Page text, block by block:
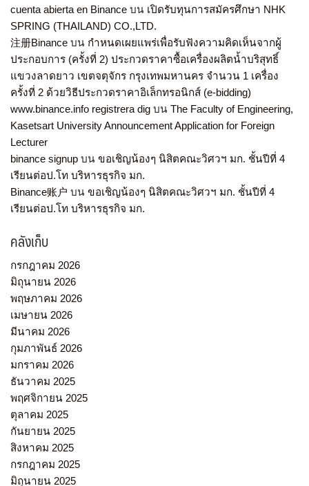
cuenta abierta en Binance บน เปิดรับทุนการสมัครศึกษา NHK
SPRING (THAILAND) CO.,LTD.
注册Binance บน กำหนดเผยแพร่เพื่อรับฟังความคิดเห็นจากผู้
ประกอบการ (ครั้งที่ 2) ประกวดราคาซื้อเครื่องผลิตน้ำบริสุทธิ์
แขวงลาดยาว เขตจตุจักร กรุงเทพมหานคร จำนวน 1 เครื่อง
ครั้งที่ 2 ด้วยวิธีประกวดราคาอิเล็กทรอนิกส์ (e-bidding)
www.binance.info registrera dig บน The Faculty of Engineering,
Kasetsart University Announcement Application for Foreign
Lecturer
binance signup บน ขอเชิญน้องๆ นิสิตคณะวิศวฯ มก. ชั้นปีที่ 4
เรียนต่อป.โท บริหารธุรกิจ มก.
Binance账户 บน ขอเชิญน้องๆ นิสิตคณะวิศวฯ มก. ชั้นปีที่ 4
เรียนต่อป.โท บริหารธุรกิจ มก.
คลังเก็บ
กรกฎาคม 2026
มิถุนายน 2026
พฤษภาคม 2026
เมษายน 2026
มีนาคม 2026
กุมภาพันธ์ 2026
มกราคม 2026
ธันวาคม 2025
พฤศจิกายน 2025
ตุลาคม 2025
กันยายน 2025
สิงหาคม 2025
กรกฎาคม 2025
มิถุนายน 2025